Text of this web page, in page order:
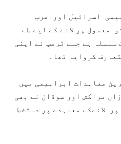
اسرائیل اور عرب
معمول پر لانے کے لیے طے
سلسلہ ہے جسے ٹرمپ نے اپنی
کروایا تھا۔
معاہدات ابراہیمی میں
مراکش اور سوڈان نے بھی
لانےکے معاہدے پر دستخط